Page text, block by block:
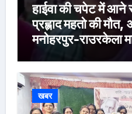
हाईवा की चपेट में आने
प्रह्लाद महतो की
मनोहरपुर-राउरकेला
खबर